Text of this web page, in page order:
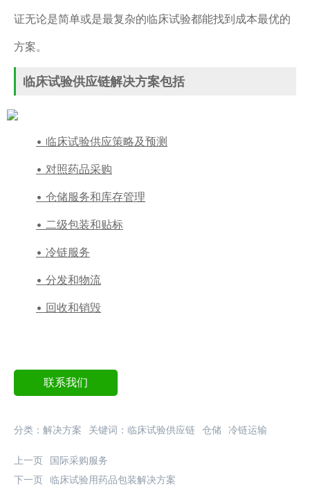
证无论是简单或是最复杂的临床试验都能找到成本最优的
方案。
临床试验供应链解决方案包括
• 临床试验供应策略及预测
• 对照药品采购
• 仓储服务和库存管理
• 二级包装和贴标
• 冷链服务
• 分发和物流
• 回收和销毁
联系我们
分类： 解决方案 关键词： 临床试验供应链 仓储 冷链运输
上一页
国际采购服务
下一页
临床试验用药品包装解决方案